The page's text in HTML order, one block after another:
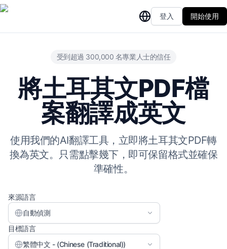
登入 開始使用
受到超過 300,000 名專業人士的信任
將土耳其文PDF檔
案翻譯成英文
使用我們的AI翻譯工具，立即將土耳其文PDF轉
換為英文。只需點擊幾下，即可保留格式並確保
準確性。
來源語言
自動偵測
目標語言
繁體中文 - (Chinese (Traditional))